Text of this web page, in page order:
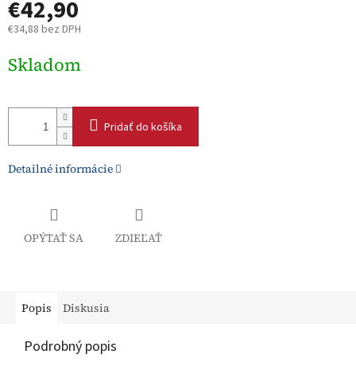
€42,90
€34,88 bez DPH
cena:
Skladom
Pridať do košíka
Detailné informácie
OPÝTAŤ SA ZDIEĽAŤ
Popis Diskusia
Podrobný popis